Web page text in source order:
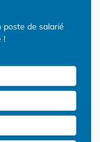
poste de salarié
!